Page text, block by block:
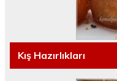
Kış Hazırlıkları